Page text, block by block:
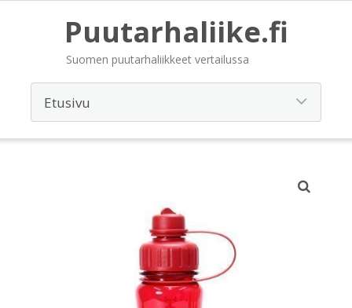
Puutarhaliike.fi
Suomen puutarhaliikkeet vertailussa